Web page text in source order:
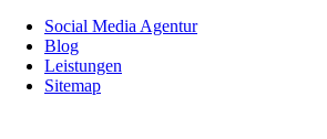
Social Media Agentur
Blog
Leistungen
Sitemap